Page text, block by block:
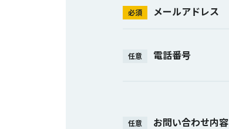
必須 メールアドレス
任意 電話番号
任意 お問い合わせ内容